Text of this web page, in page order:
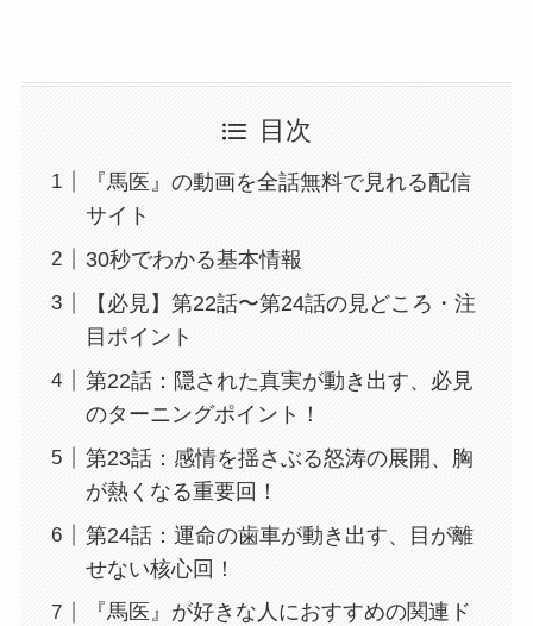
目次
『馬医』の動画を全話無料で見れる配信
サイト
30秒でわかる基本情報
【必見】第22話〜第24話の見どころ・注
目ポイント
第22話：隠された真実が動き出す、必見
のターニングポイント！
第23話：感情を揺さぶる怒涛の展開、胸
が熱くなる重要回！
第24話：運命の歯車が動き出す、目が離
せない核心回！
『馬医』が好きな人におすすめの関連ド